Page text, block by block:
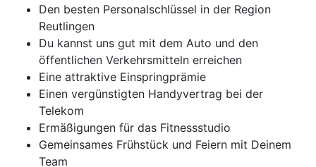
Den besten Personalschlüssel in der Region
Reutlingen
Du kannst uns gut mit dem Auto und den
öffentlichen Verkehrsmitteln erreichen
Eine attraktive Einspringprämie
Einen vergünstigten Handyvertrag bei der
Telekom
Ermäßigungen für das Fitnessstudio
Gemeinsames Frühstück und Feiern mit Deinem
Team